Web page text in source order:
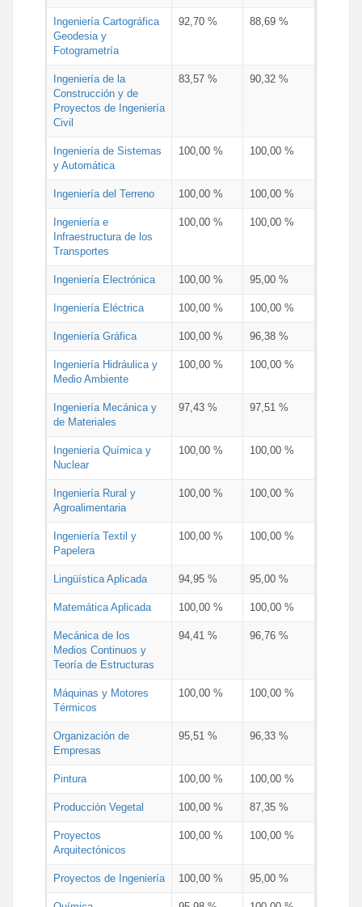
Ingeniería Cartográfica
Geodesia y
Fotogrametría
92,70 % 88,69 %
Ingeniería de la
Construcción y de
Proyectos de Ingeniería
Civil
83,57 % 90,32 %
Ingeniería de Sistemas
y Automática
100,00 % 100,00 %
Ingeniería del Terreno 100,00 % 100,00 %
Ingeniería e
Infraestructura de los
Transportes
100,00 % 100,00 %
Ingeniería Electrónica 100,00 % 95,00 %
Ingeniería Eléctrica 100,00 % 100,00 %
Ingeniería Gráfica 100,00 % 96,38 %
Ingeniería Hidráulica y
Medio Ambiente
100,00 % 100,00 %
Ingeniería Mecánica y
de Materiales
97,43 % 97,51 %
Ingeniería Química y
Nuclear
100,00 % 100,00 %
Ingeniería Rural y
Agroalimentaria
100,00 % 100,00 %
Ingeniería Textil y
Papelera
100,00 % 100,00 %
Lingüística Aplicada 94,95 % 95,00 %
Matemática Aplicada 100,00 % 100,00 %
Mecánica de los
Medios Continuos y
Teoría de Estructuras
94,41 % 96,76 %
Máquinas y Motores
Térmicos
100,00 % 100,00 %
Organización de
Empresas
95,51 % 96,33 %
Pintura 100,00 % 100,00 %
Producción Vegetal 100,00 % 87,35 %
Proyectos
Arquitectónicos
100,00 % 100,00 %
Proyectos de Ingeniería 100,00 % 95,00 %